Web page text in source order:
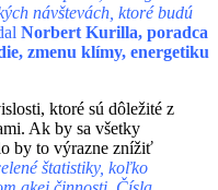
návštevách, ktoré budú
Norbert Kurilla, poradca
zmenu klímy, energetiku
ktoré sú dôležité z
Ak by sa všetky
by to výrazne znížiť
štatistiky, koľko